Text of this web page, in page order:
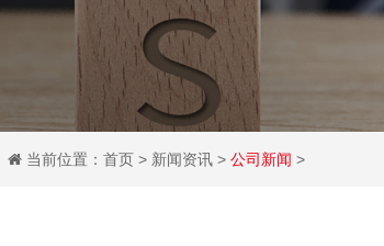
当前位置： 首页 > 新闻资讯 > 公司新闻 >